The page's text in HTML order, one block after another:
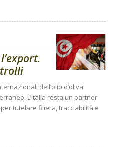
dell’olio d’oliva
L’Italia resta un partner
tutelare filiera, tracciabilità e